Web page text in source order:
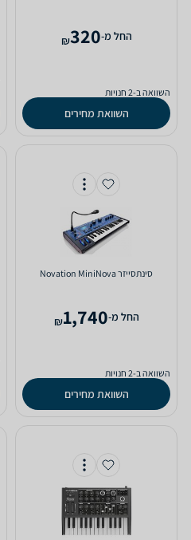
‫החל מ-320
₪
השוואה ב-2 חנויות
השוואת מחירים
‏סינתסייזר Novation MiniNova
‫החל מ-1,740
₪
השוואה ב-2 חנויות
השוואת מחירים